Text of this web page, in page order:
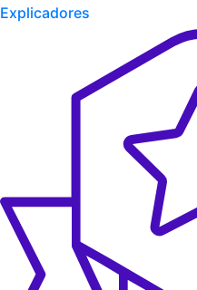
Explicadores